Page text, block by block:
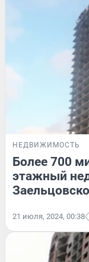
НЕДВИЖИМОСТЬ
Более 700
этажный
21 июля, 2024, 00:38